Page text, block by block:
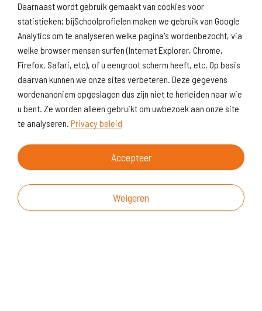
Daarnaast wordt gebruik gemaakt van cookies voor
statistieken; bijSchoolprofielen maken we gebruik van Google
Analytics om te analyseren welke pagina's wordenbezocht, via
welke browser mensen surfen (Internet Explorer, Chrome,
Firefox, Safari, etc), of u eengroot scherm heeft, etc. Op basis
daarvan kunnen we onze sites verbeteren. Deze gegevens
wordenanoniem opgeslagen dus zijn niet te herleiden naar wie
u bent. Ze worden alleen gebruikt om uwbezoek aan onze site
te analyseren. Privacy beleid
Accepteer
Weigeren